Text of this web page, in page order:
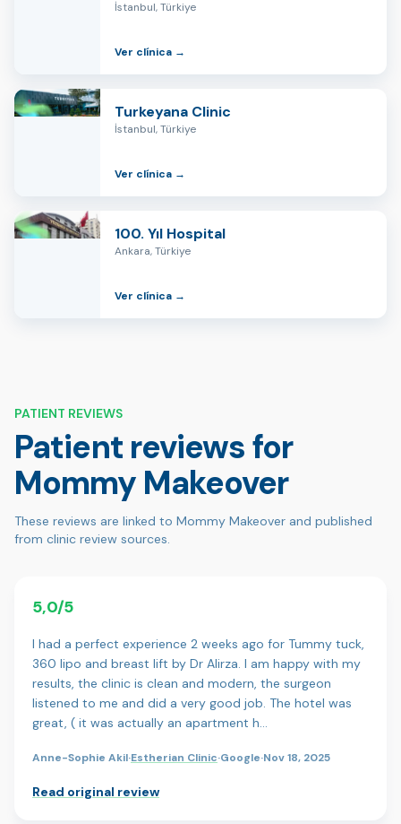
İstanbul, Türkiye
Ver clínica →
Turkeyana Clinic
İstanbul, Türkiye
Ver clínica →
100. Yıl Hospital
Ankara, Türkiye
Ver clínica →
PATIENT REVIEWS
Patient reviews for
Mommy Makeover
These reviews are linked to Mommy Makeover and published
from clinic review sources.
5,0/5
I had a perfect experience 2 weeks ago for Tummy tuck,
360 lipo and breast lift by Dr Alirza. I am happy with my
results, the clinic is clean and modern, the surgeon
listened to me and did a very good job. The hotel was
great, ( it was actually an apartment h…
Anne-Sophie Akil·Estherian Clinic·Google·Nov 18, 2025
Read original review